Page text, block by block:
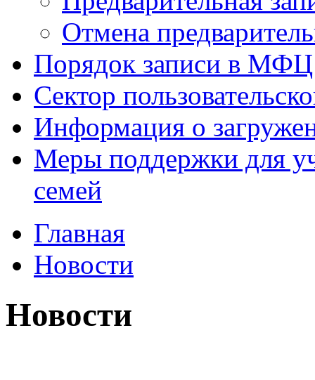
Отмена
Порядок записи в МФЦ
Сектор
Информация о
Меры поддержки для
семей
Главная
Новости
Новости